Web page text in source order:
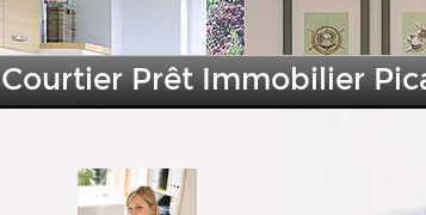
Courtier Prêt Immobilier